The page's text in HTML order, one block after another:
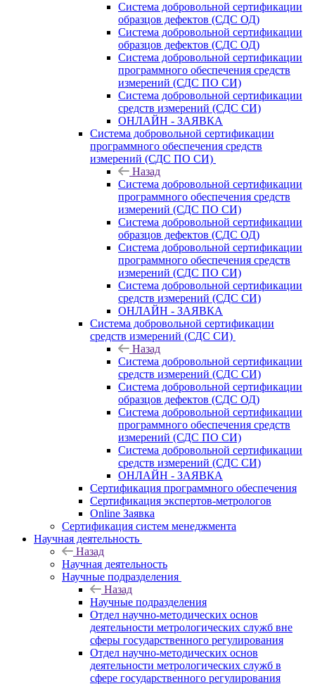
Система добровольной сертификации
образцов дефектов (СДС ОД)
Система добровольной сертификации
образцов дефектов (СДС ОД)
Система добровольной сертификации
программного обеспечения средств
измерений (СДС ПО СИ)
Система добровольной сертификации
средств измерений (СДС СИ)
ОНЛАЙН - ЗАЯВКА
Система добровольной сертификации
программного обеспечения средств
измерений (СДС ПО СИ)
Назад
Система добровольной сертификации
программного обеспечения средств
измерений (СДС ПО СИ)
Система добровольной сертификации
образцов дефектов (СДС ОД)
Система добровольной сертификации
программного обеспечения средств
измерений (СДС ПО СИ)
Система добровольной сертификации
средств измерений (СДС СИ)
ОНЛАЙН - ЗАЯВКА
Система добровольной сертификации
средств измерений (СДС СИ)
Назад
Система добровольной сертификации
средств измерений (СДС СИ)
Система добровольной сертификации
образцов дефектов (СДС ОД)
Система добровольной сертификации
программного обеспечения средств
измерений (СДС ПО СИ)
Система добровольной сертификации
средств измерений (СДС СИ)
ОНЛАЙН - ЗАЯВКА
Сертификация программного обеспечения
Сертификация экспертов-метрологов
Online Заявка
Сертификация систем менеджмента
Научная деятельность
Назад
Научная деятельность
Научные подразделения
Назад
Научные подразделения
Отдел научно-методических основ
деятельности метрологических служб вне
сферы государственного регулирования
Отдел научно-методических основ
деятельности метрологических служб в
сфере государственного регулирования